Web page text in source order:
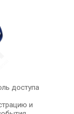
доступа
и